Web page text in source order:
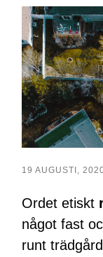
19 AUGUSTI,
Ordet etiskt
något fast
runt